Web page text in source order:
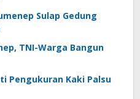
Sulap Gedung
TNI-Warga Bangun
Pengukuran Kaki Palsu